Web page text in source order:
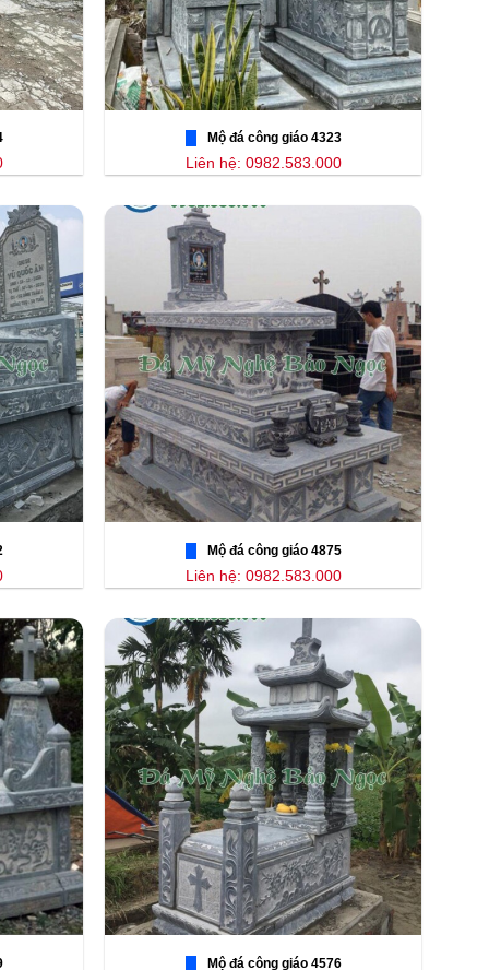
Mộ đá công giáo 4323
Liên hệ: 0982.583.000
Mộ đá công giáo 4875
Liên hệ: 0982.583.000
Mộ đá công giáo 4576